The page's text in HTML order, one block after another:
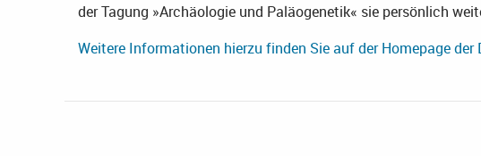
der Tagung »Archäologie und Paläogenetik« sie persönlich
Weitere Informationen hierzu finden Sie auf der Homepage der